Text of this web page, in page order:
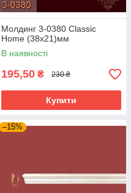
Молдинг 3-0380 Classic
Home (38x21)мм
В наявності
195,50 ₴ 230 ₴
Купити
–15%